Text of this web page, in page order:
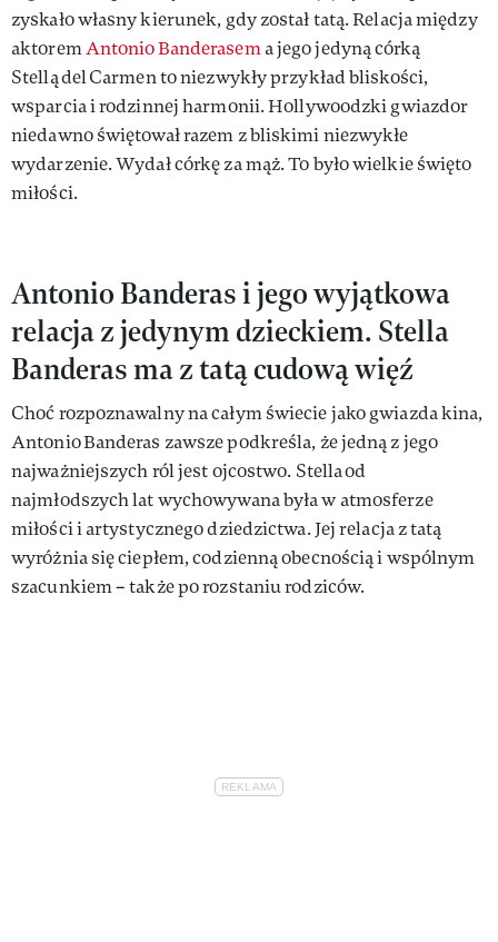
zyskało własny kierunek, gdy został tatą. Relacja między
aktoremAntonio Banderasema jego jedyną córką
Stellą del Carmen to niezwykły przykład bliskości,
wsparcia i rodzinnej harmonii. Hollywoodzki gwiazdor
niedawno świętował razem z bliskimi niezwykłe
wydarzenie. Wydał córkę za mąż. To było wielkie święto
miłości.
Antonio Banderas i jego wyjątkowa
relacja z jedynym dzieckiem. Stella
Banderas ma z tatą cudową więź
Choć rozpoznawalny na całym świecie jako gwiazda kina,
Antonio Banderas zawsze podkreśla, że jedną z jego
najważniejszych ról jest ojcostwo. Stella od
najmłodszych lat wychowywana była w atmosferze
miłości i artystycznego dziedzictwa. Jej relacja z tatą
wyróżnia się ciepłem, codzienną obecnością i wspólnym
szacunkiem – także po rozstaniu rodziców.